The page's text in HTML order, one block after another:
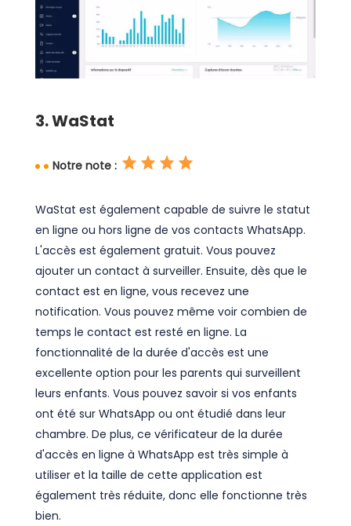
3. WaStat
Notre note :
WaStat est également capable de suivre le statut
en ligne ou hors ligne de vos contacts WhatsApp.
L'accès est également gratuit. Vous pouvez
ajouter un contact à surveiller. Ensuite, dès que le
contact est en ligne, vous recevez une
notification. Vous pouvez même voir combien de
temps le contact est resté en ligne. La
fonctionnalité de la durée d'accès est une
excellente option pour les parents qui surveillent
leurs enfants. Vous pouvez savoir si vos enfants
ont été sur WhatsApp ou ont étudié dans leur
chambre. De plus, ce vérificateur de la durée
d'accès en ligne à WhatsApp est très simple à
utiliser et la taille de cette application est
également très réduite, donc elle fonctionne très
bien.